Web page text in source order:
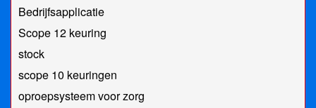
Bedrijfsapplicatie
Scope 12 keuring
stock
scope 10 keuringen
oproepsysteem voor zorg